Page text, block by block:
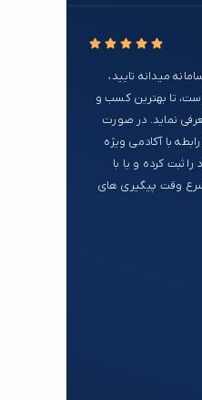
میدانه تایید،
تا بهترین کسب و
نماید. در صورت
با آکادمی ویژه
ثبت کرده و یا با
وقت پیگیری های